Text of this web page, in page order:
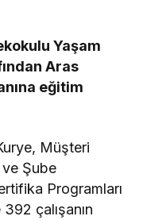
Yaşam
Aras
eğitim
Müşteri
Şube
Programları
çalışanın